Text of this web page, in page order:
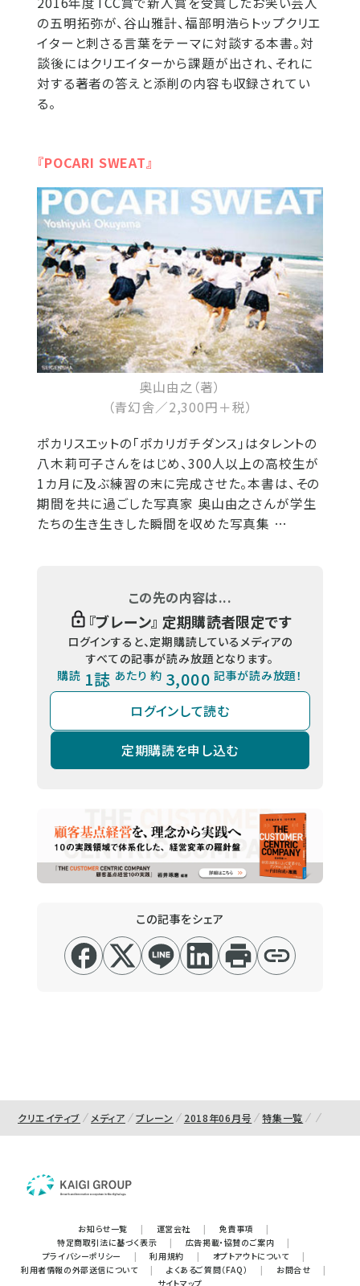
の五明拓弥が、谷山雅計、福部明浩らトップクリエ
イターと刺さる言葉をテーマに対談する本書。対
談後にはクリエイターから課題が出され、それに
対する著者の答えと添削の内容も収録されてい
る。
『POCARI SWEAT』
奥山由之（著）
（青幻舎／2,300円＋税）
ポカリスエットの「ポカリガチダンス」はタレントの
八木莉可子さんをはじめ、300人以上の高校生が
1カ月に及ぶ練習の末に完成させた。本書は、その
期間を共に過ごした写真家 奥山由之さんが学生
たちの生き生きした瞬間を収めた写真集 …
この先の内容は...
『ブレーン』 定期購読者限定です
ログインすると、定期購読しているメディアの
すべての記事が読み放題となります。
購読 1誌 あたり 約 3,000 記事が読み放題！
ログインして読む
定期購読を申し込む
この記事をシェア
クリエイティブ メディア ブレーン 2018年06月号 特集一覧
お知らせ一覧 | 運営会社 | 免責事項
|
特定商取引法に基づく表示
| 広告掲載・協賛のご案内
|
プライバシーポリシー
| 利用規約 | オプトアウトについて
|
利用者情報の外部送信について
| よくあるご質問（FAQ） | お問合せ
|
サイトマップ